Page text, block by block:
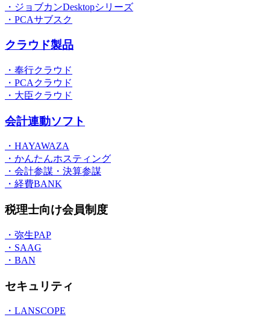
・ジョブカンDesktopシリーズ
・PCAサブスク
クラウド製品
・奉行クラウド
・PCAクラウド
・大臣クラウド
会計連動ソフト
・HAYAWAZA
・かんたんホスティング
・会計参謀・決算参謀
・経費BANK
税理士向け会員制度
・弥生PAP
・SAAG
・BAN
セキュリティ
・LANSCOPE